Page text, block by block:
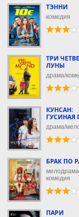
ТЭННИ
комедия
ТРИ
ЛУНЫ
драма/
КУНСАН:
ГУСИНАЯ
драма/
БРАК ПО
комедия
ПАРИ